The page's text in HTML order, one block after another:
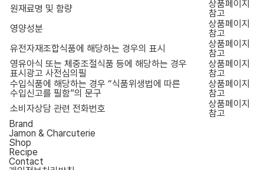
원재료명 및 함량
상품페이지
참고
영양성분
상품페이지
참고
유전자재조합식품에 해당하는 경우의 표시
상품페이지
참고
영유아식 또는 체중조절식품 등에 해당하는 경우
표시광고 사전심의필
상품페이지
참고
수입식품에 해당하는 경우 “식품위생법에 따른
수입신고를 필함”의 문구
상품페이지
참고
소비자상담 관련 전화번호
상품페이지
참고
Brand
Jamon & Charcuterie
Shop
Recipe
Contact